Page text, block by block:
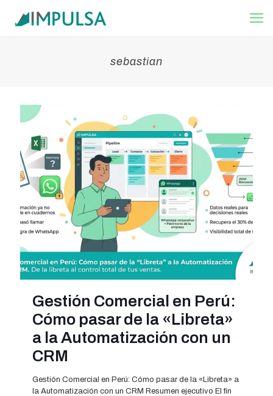
sebastian
Gestión Comercial en Perú:
Cómo pasar de la «Libreta»
a la Automatización con un
CRM
Gestión Comercial en Perú: Cómo pasar de la «Libreta» a
la Automatización con un CRM Resumen ejecutivo El fin